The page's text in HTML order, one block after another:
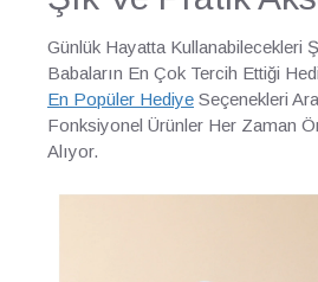
Günlük Hayatta Kullanabilecekleri
Babaların En Çok Tercih Ettiği
En Popüler Hediye Seçenekleri
Fonksiyonel Ürünler Her Zaman
Alıyor.